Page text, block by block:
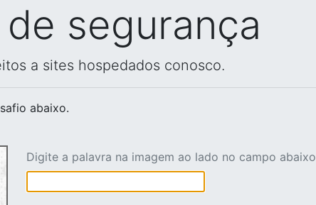
segurança
a sites hospedados conosco.
abaixo.
Digite a palavra na imagem ao lado no campo abaixo